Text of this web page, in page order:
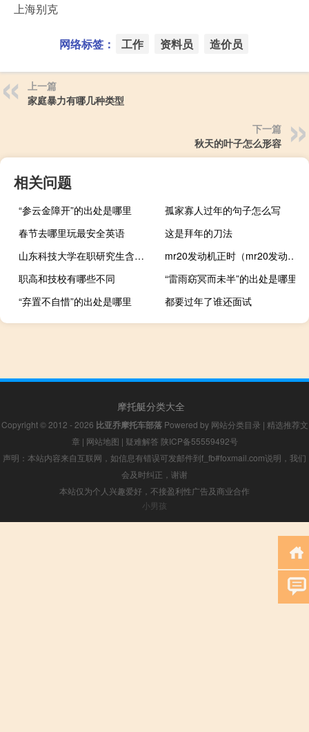
上海别克
网络标签： 工作 资料员 造价员
上一篇
家庭暴力有哪几种类型
下一篇
秋天的叶子怎么形容
相关问题
“参云金障开”的出处是哪里
孤家寡人过年的句子怎么写
春节去哪里玩最安全英语
这是拜年的刀法
山东科技大学在职研究生含金量高吗
mr20发动机正时（mr20发动机）
职高和技校有哪些不同
“雷雨窈冥而未半”的出处是哪里
“弃置不自惜”的出处是哪里
都要过年了谁还面试
摩托艇分类大全
Copyright © 2012 - 2026 比亚乔摩托车部落Powered by 网站分类目录 | 精选推荐文
章 | 网站地图 | 疑难解答 陕ICP备55559492号
声明：本站内容来自互联网，如信息有错误可发邮件到f_fb#foxmail.com说明，我们
会及时纠正，谢谢
本站仅为个人兴趣爱好，不接盈利性广告及商业合作
小男孩